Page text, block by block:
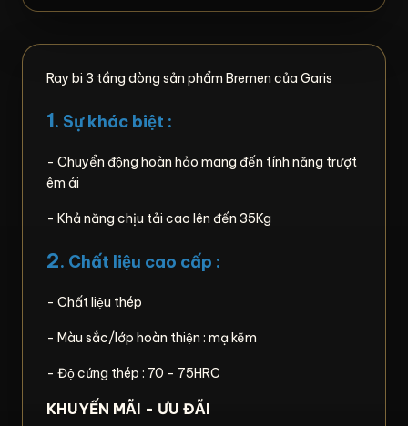
Ray bi 3 tầng dòng sản phẩm Bremen của Garis
1. Sự khác biệt :
- Chuyển động hoàn hảo mang đến tính năng trượt
êm ái
- Khả năng chịu tải cao lên đến 35Kg
2. Chất liệu cao cấp :
- Chất liệu thép
- Màu sắc/lớp hoàn thiện : mạ kẽm
- Độ cứng thép : 70 - 75HRC
KHUYẾN MÃI - ƯU ĐÃI